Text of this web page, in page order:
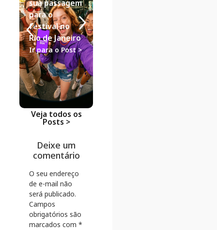
sua passagem
para o
festival no
Rio de Janeiro
Ir para o Post >
Veja todos os
Posts >
Deixe um
comentário
O seu endereço
de e-mail não
será publicado.
Campos
obrigatórios são
marcados com *